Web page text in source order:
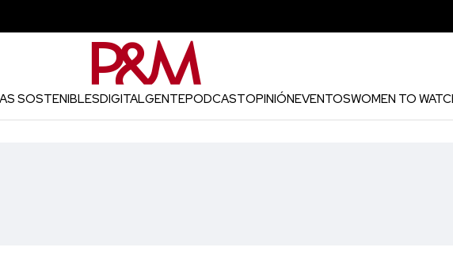
SOSTENIBLESDIGITALGENTEPODCASTOPINIÓNEVENTOSWOMEN TO